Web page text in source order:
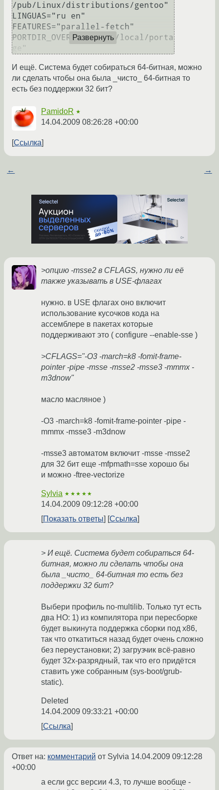
/pub/Linux/distributions/gentoo"
LINGUAS="ru en"
FEATURES="parallel-fetch"
PORTDIR_OVERLAY="/usr/local/porta
Развернуть
И ещё. Система будет собираться 64-битная, можно
ли сделать чтобы она была _чисто_ 64-битная то
есть без поддержки 32 бит?
PamidoR ★
14.04.2009 08:26:28 +00:00
Ссылка
← →
>опцию -msse2 в CFLAGS, нужно ли её
также указывать в USE-флагах
нужно. в USE флагах оно включит
использование кусочков кода на
ассемблере в пакетах которые
поддерживают это ( configure --enable-sse )
>CFLAGS="-O3 -march=k8 -fomit-frame-
pointer -pipe -msse -msse2 -msse3 -mmmx -
m3dnow"
масло масляное )
-O3 -march=k8 -fomit-frame-pointer -pipe -
mmmx -msse3 -m3dnow
-msse3 автоматом включит -msse -msse2
для 32 бит еще -mfpmath=sse хорошо бы
и можно -ftree-vectorize
Sylvia ★★★★★
14.04.2009 09:12:28 +00:00
Показать ответы
Ссылка
> И ещё. Система будет собираться 64-
битная, можно ли сделать чтобы она
была _чисто_ 64-битная то есть без
поддержки 32 бит?
Выбери профиль no-multilib. Только тут есть
два НО: 1) из компилятора при пересборке
будет выкинута поддержка сборки под x86,
так что откатиться назад будет очень сложно
без переустановки; 2) загрузчик всё-равно
будет 32х-разрядный, так что его придётся
ставить уже собранным (sys-boot/grub-
static).
Deleted
14.04.2009 09:33:21 +00:00
Ссылка
Ответ на: комментарий от Sylvia 14.04.2009 09:12:28
+00:00
а если gcc версии 4.3, то лучше вообще -